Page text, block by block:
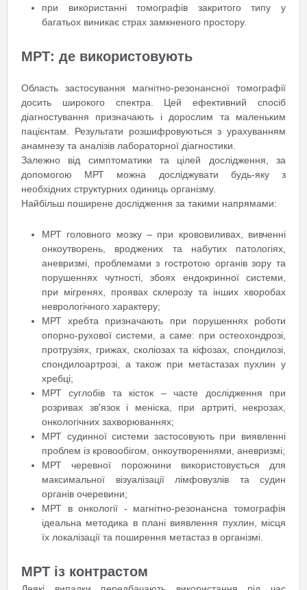
при використанні томографів закритого типу у
багатьох виникає страх замкненого простору.
МРТ: де використовують
Область застосування магнітно-резонансної томографії
досить широкого спектра. Цей ефективний спосіб
діагностування призначають і дорослим та маленьким
пацієнтам. Результати розшифровуються з урахуванням
анамнезу та аналізів лабораторної діагностики.
Залежно від симптоматики та цілей дослідження, за
допомогою МРТ можна досліджувати будь-яку з
необхідних структурних одиниць організму.
Найбільш поширене дослідження за такими напрямами:
МРТ головного мозку – при крововиливах, вивченні
онкоутворень, вроджених та набутих патологіях,
аневризмі, проблемами з гостротою органів зору та
порушеннях чутності, збоях ендокринної системи,
при мігренях, проявах склерозу та інших хворобах
неврологічного характеру;
МРТ хребта призначають при порушеннях роботи
опорно-рухової системи, а саме: при остеохондрозі,
протрузіях, грижах, сколіозах та кіфозах, спондилозі,
спондилоартрозі, а також при метастазах пухлин у
хребці;
МРТ суглобів та кісток – часте дослідження при
розривах зв'язок і меніска, при артриті, некрозах,
онкологічних захворюваннях;
МРТ судинної системи застосовують при виявленні
проблем із кровообігом, онкоутвореннями, аневризмі;
МРТ черевної порожнини використовується для
максимальної візуалізації лімфовузлів та судин
органів очеревини;
МРТ в онкології - магнітно-резонансна томографія
ідеальна методика в плані виявлення пухлин, місця
їх локалізації та поширення метастаз в організмі.
МРТ із контрастом